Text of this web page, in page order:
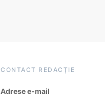
CONTACT REDACȚIE
Adrese e-mail